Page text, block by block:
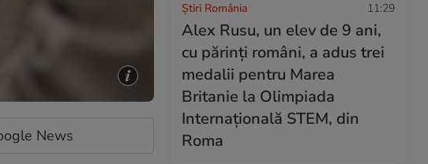
News
Știri România 11:29
Alex Rusu, un elev de 9 ani,
cu părinți români, a adus trei
medalii pentru Marea
Britanie la Olimpiada
Internațională STEM, din
Roma